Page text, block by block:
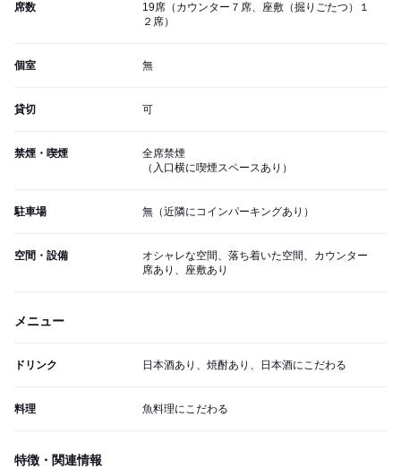
席数
19席（カウンター７席、座敷（掘りごたつ）１
２席）
個室 無
貸切 可
禁煙・喫煙
全席禁煙
（入口横に喫煙スペースあり）
駐車場 無（近隣にコインパーキングあり）
空間・設備
オシャレな空間、落ち着いた空間、カウンター
席あり、座敷あり
メニュー
ドリンク 日本酒あり、焼酎あり、日本酒にこだわる
料理 魚料理にこだわる
特徴・関連情報